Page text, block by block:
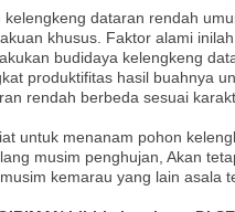
kelengkeng dataran rendah
khusus. Faktor alami
budidaya kelengkeng
produktifitas hasil buahnya
rendah berbeda sesuai
untuk menanam pohon
musim penghujan, Akan
kemarau yang lain asala